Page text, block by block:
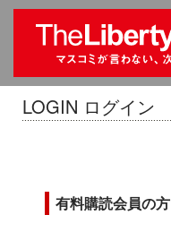
LOGIN ログイン
有料購読会員の方